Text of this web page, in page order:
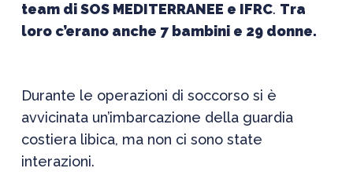
team di SOS MEDITERRANEE e IFRC. Tra
loro c’erano anche 7 bambini e 29 donne.
Durante le operazioni di soccorso si è
avvicinata un’imbarcazione della guardia
costiera libica, ma non ci sono state
interazioni.